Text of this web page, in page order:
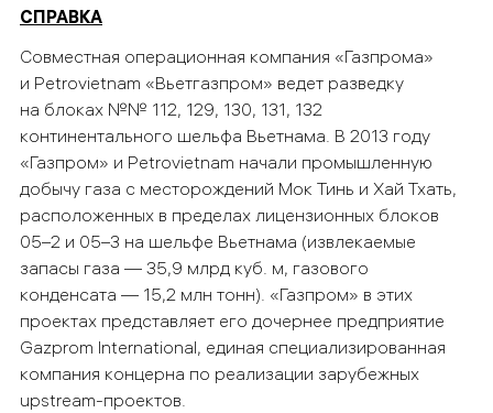
СПРАВКА
Совместная операционная компания «Газпрома»
и Petrovietnam «Вьетгазпром» ведет разведку
на блоках №№ 112, 129, 130, 131, 132
континентального шельфа Вьетнама. В 2013 году
«Газпром» и Petrovietnam начали промышленную
добычу газа с месторождений Мок Тинь и Хай Тхать,
расположенных в пределах лицензионных блоков
05–2 и 05–3 на шельфе Вьетнама (извлекаемые
запасы газа — 35,9 млрд куб. м, газового
конденсата — 15,2 млн тонн). «Газпром» в этих
проектах представляет его дочернее предприятие
Gazprom International, единая специализированная
компания концерна по реализации зарубежных
upstream-проектов.